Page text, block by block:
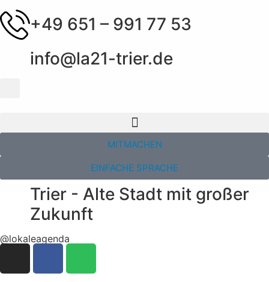
+49 651 – 991 77 53
info@la21-trier.de
MITMACHEN
EINFACHE SPRACHE
Trier - Alte Stadt mit großer
Zukunft
@lokaleagenda